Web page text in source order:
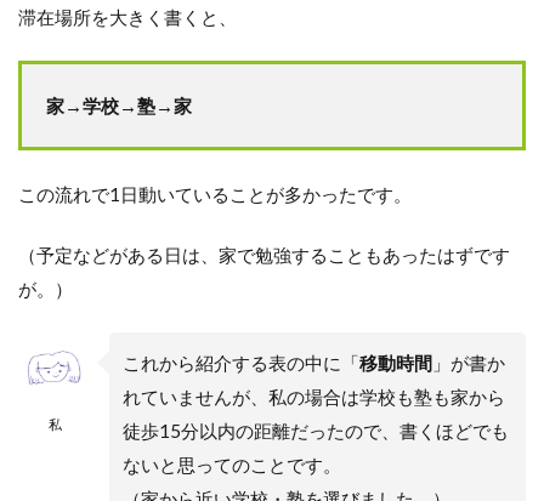
滞在場所を大きく書くと、
家→学校→塾→家
この流れで1日動いていることが多かったです。
（予定などがある日は、家で勉強することもあったはずです
が。）
私
これから紹介する表の中に「移動時間 」が書か
れていませんが、私の場合は学校も塾も家から
徒歩15分以内の距離だったので、書くほどでも
ないと思ってのことです。